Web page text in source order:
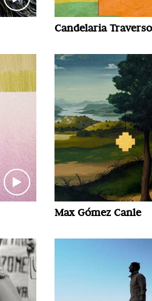
Candelaria Traverso
Max Gómez Canle